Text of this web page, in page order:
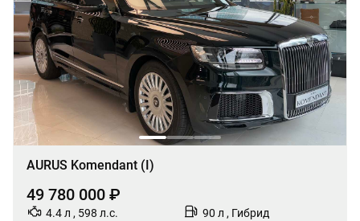
AURUS Komendant (I)
49 780 000 ₽
4.4 л , 598 л.с. 90 л , Гибрид